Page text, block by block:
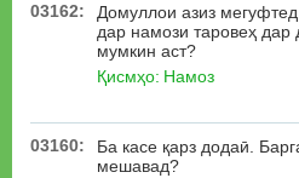
03162:
Домуллои азиз
дар намози таровеҳ дар
мумкин аст?
Қисмҳо: Намоз
03160:
Ба касе қарз додаӣ.
мешавад?